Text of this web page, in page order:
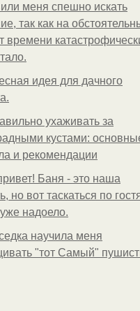
меня спешно искать
так как на
времени
идея для дачного
ухаживать за
кустами:
и рекомендации
Баня - это наша
но вот таскаться по
уже надоело.
научила меня
"тот Самый"